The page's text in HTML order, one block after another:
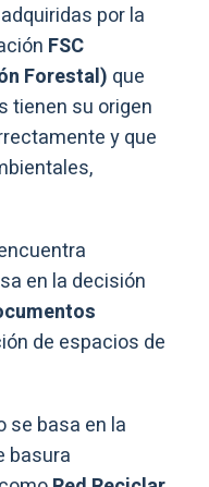
por la
FSC
Forestal) que
tienen su origen
y que
en la decisión
de espacios de
se basa en la
basura